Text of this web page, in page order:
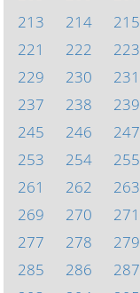
213
214 215
221
222 223
229
230 231
237
238 239
245
246 247
253
254 255
261
262 263
269
270 271
277
278 279
285
286 287